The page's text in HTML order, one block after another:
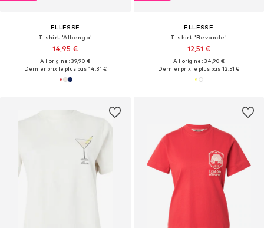
ELLESSE
T-shirt 'Albenga'
14,95 €
À l'origine : 39,90 €
Dernier prix le plus bas :14,31 €
ELLESSE
T-shirt 'Bevande'
12,51 €
À l'origine : 34,90 €
Dernier prix le plus bas :12,51 €